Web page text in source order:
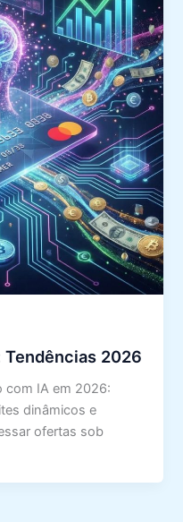
2026
com IA em 2026:
dinâmicos e
ofertas sob